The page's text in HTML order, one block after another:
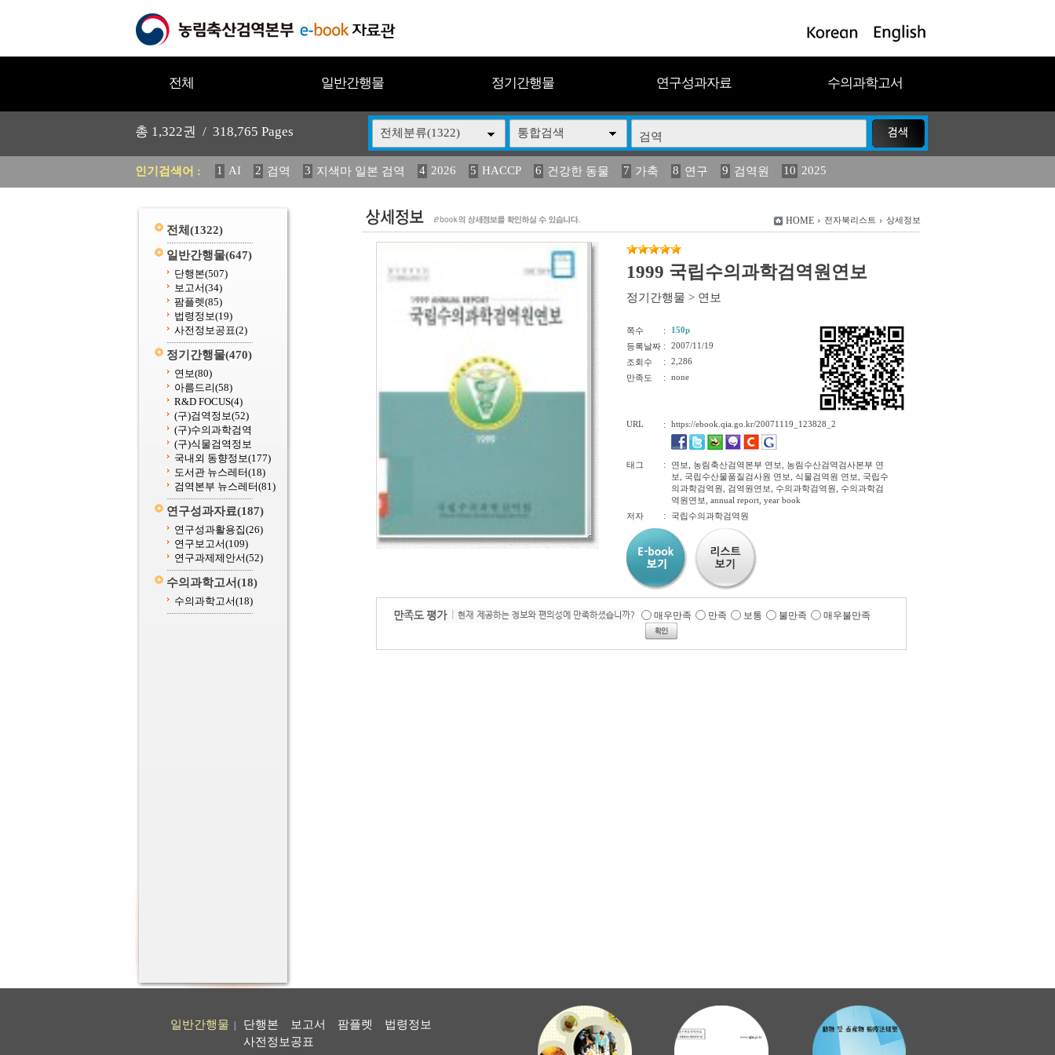
전체 일반간행물 정기간행물 연구성과자료 수의과학고서
총 1,322권 / 318,765 Pages 전체분류(1322) 통합검색
인기검색어 : 1 AI 2 검역 3 지색마 일본 검역 4 2026 5 HACCP 6 건강한 동물 7 가축 8 연구 9 검역원 10 2025
(2013년도) 식물
전체 (1322)
일반간행물(647)
단행본(507)
보고서(34)
팜플렛(85)
법령정보(19)
사전정보공표(2)
정기간행물(470)
연보(80)
아름드리(58)
R&D FOCUS(4)
(구)검역정보(52)
(구)수의과학검역
(구)식물검역정보
국내외 동향정보(177)
도서관 뉴스레터(18)
검역본부 뉴스레터(81)
연구성과자료(187)
연구성과활용집(26)
연구보고서(109)
연구과제제안서(52)
수의과학고서(18)
수의과학고서(18)
HOME 전자북리스트 상세정보
1999 국립수의과학검역원연보
정기간행물 > 연보
쪽수 :
150p
등록날짜 :
2007/11/19
조회수
:
2,286
만족도
: none
URL : https://ebook.qia.go.kr/20071119_123828_2
태그 :
연보, 농림축산검역본부 연보, 농림수산검역검사본부 연
보, 국립수산물품질검사원 연보, 식물검역원 연보, 국립수
의과학검역원, 검역원연보, 수의과학검역원, 수의과학검
역원연보, annual report, year book
저자
: 국립수의과학검역원
매우만족 만족 보통 불만족 매우불만족
일반간행물 단행본 보고서 팜플렛
법령정보
사전정보공표